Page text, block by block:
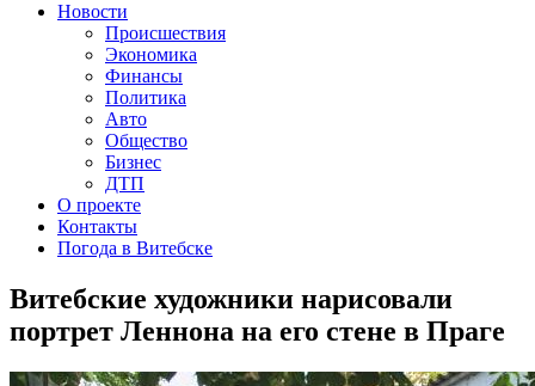
Новости
Происшествия
Экономика
Финансы
Политика
Авто
Общество
Бизнес
ДТП
О проекте
Контакты
Погода в Витебске
Витебские художники нарисовали
портрет Леннона на его стене в Праге